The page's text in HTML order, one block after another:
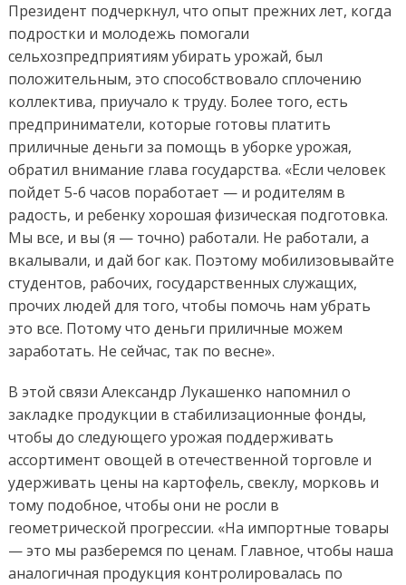
Президент подчеркнул, что опыт прежних лет, когда
подростки и молодежь помогали
сельхозпредприятиям убирать урожай, был
положительным, это способствовало сплочению
коллектива, приучало к труду. Более того, есть
предприниматели, которые готовы платить
приличные деньги за помощь в уборке урожая,
обратил внимание глава государства. «Если человек
пойдет 5-6 часов поработает — и родителям в
радость, и ребенку хорошая физическая подготовка.
Мы все, и вы (я — точно) работали. Не работали, а
вкалывали, и дай бог как. Поэтому мобилизовывайте
студентов, рабочих, государственных служащих,
прочих людей для того, чтобы помочь нам убрать
это все. Потому что деньги приличные можем
заработать. Не сейчас, так по весне».
В этой связи Александр Лукашенко напомнил о
закладке продукции в стабилизационные фонды,
чтобы до следующего урожая поддерживать
ассортимент овощей в отечественной торговле и
удерживать цены на картофель, свеклу, морковь и
тому подобное, чтобы они не росли в
геометрической прогрессии. «На импортные товары
— это мы разберемся по ценам. Главное, чтобы наша
аналогичная продукция контролировалась по